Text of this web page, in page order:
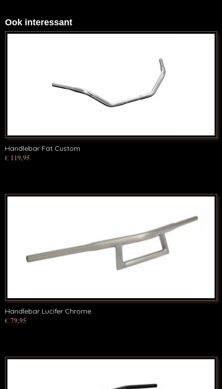
Ook interessant
Handlebar Fat Custom
€ 119,95
Handlebar Lucifer Chrome
€ 79,95